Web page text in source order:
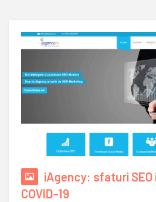
iAgency: sfaturi
COVID-19